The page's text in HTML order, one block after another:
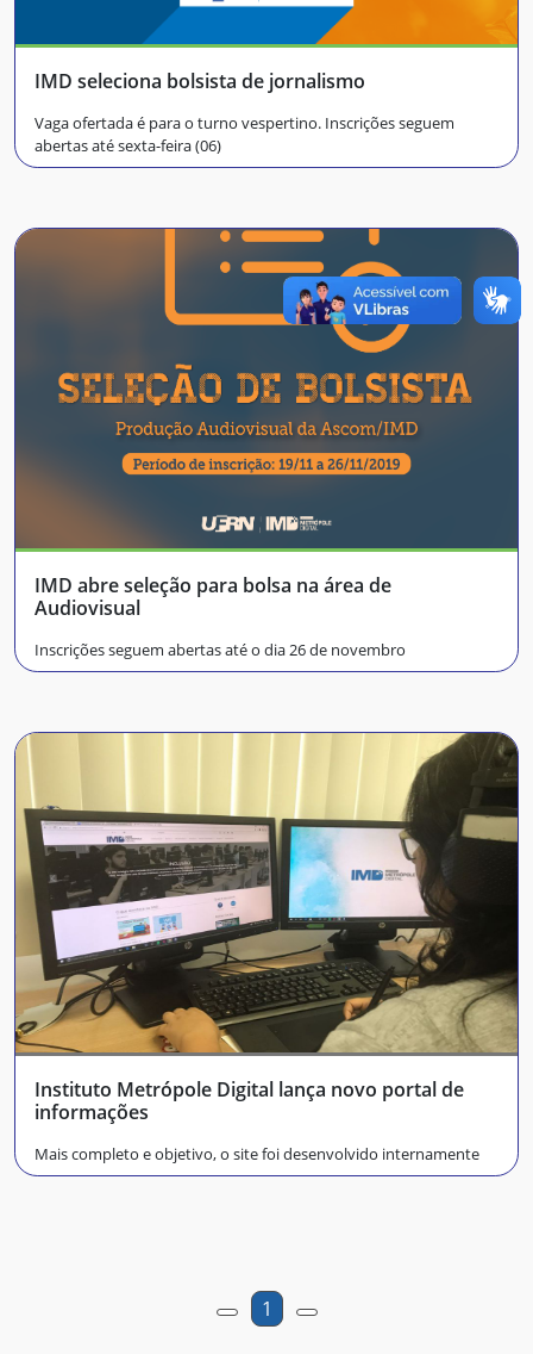
IMD seleciona bolsista de jornalismo
Vaga ofertada é para o turno vespertino. Inscrições seguem
abertas até sexta-feira (06)
IMD abre seleção para bolsa na área de
Audiovisual
Inscrições seguem abertas até o dia 26 de novembro
Instituto Metrópole Digital lança novo portal de
informações
Mais completo e objetivo, o site foi desenvolvido internamente
1